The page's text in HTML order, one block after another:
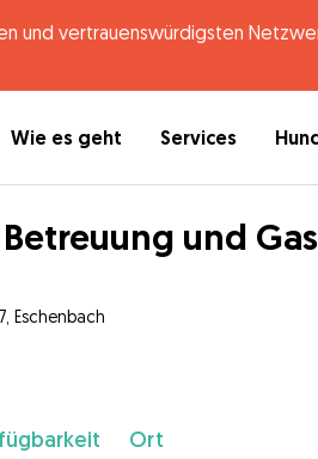
und vertrauenswürdigsten
Wie es geht Services
und
Eschenbach
Ort